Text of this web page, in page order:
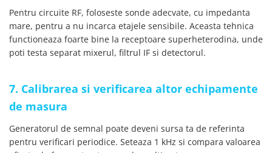
Pentru circuite RF, foloseste sonde adecvate, cu impedanta
mare, pentru a nu incarca etajele sensibile. Aceasta tehnica
functioneaza foarte bine la receptoare superheterodina, unde
poti testa separat mixerul, filtrul IF si detectorul.
7. Calibrarea si verificarea altor echipamente
de masura
Generatorul de semnal poate deveni sursa ta de referinta
pentru verificari periodice. Seteaza 1 kHz si compara valoarea